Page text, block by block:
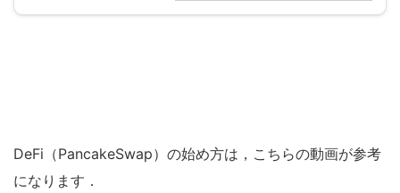
DeFi（PancakeSwap）の始め方は，こちらの動画が参考
になります．